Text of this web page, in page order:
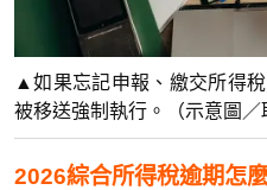
▲如果忘記申報、繳交所得
被移送強制執行。（示意圖／
2026綜合所得稅逾期怎